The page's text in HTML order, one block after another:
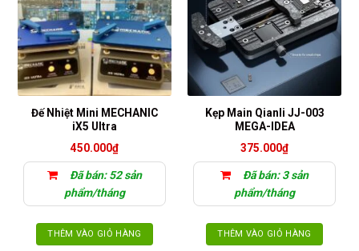
Đế Nhiệt Mini MECHANIC
iX5 Ultra
450.000₫
Đã bán: 52 sản
phẩm/tháng
THÊM VÀO GIỎ HÀNG
Kẹp Main Qianli JJ-003
MEGA-IDEA
375.000₫
Đã bán: 3 sản
phẩm/tháng
THÊM VÀO GIỎ HÀNG